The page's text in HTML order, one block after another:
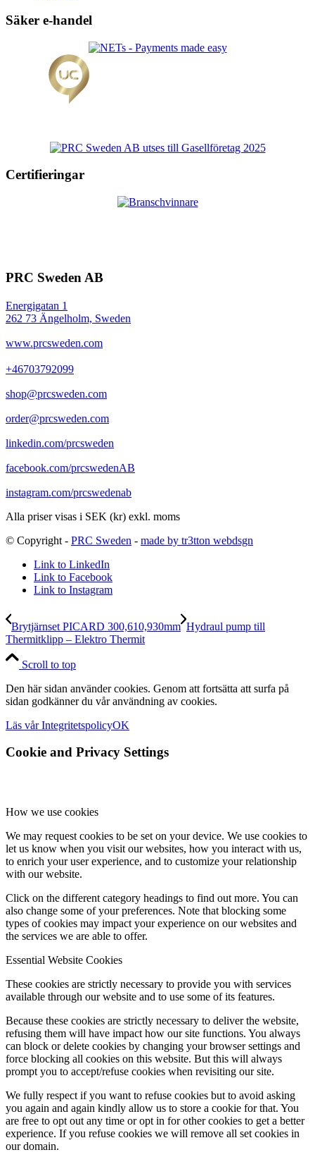
Säker e-handel
Certifieringar
PRC Sweden AB
Energigatan 1
262 73 Ängelholm, Sweden
www.prcsweden.com
+46703792099
shop@prcsweden.com
order@prcsweden.com
linkedin.com/prcsweden
facebook.com/prcswedenAB
instagram.com/prcswedenab
Alla priser visas i SEK (kr) exkl. moms
© Copyright - PRC Sweden - made by tr3tton webdsgn
Link to LinkedIn
Link to Facebook
Link to Instagram
Brytjärnset PICARD 300,610,930mm Hydraul pump till
Thermitklipp – Elektro Thermit
Scroll to top
Den här sidan använder cookies. Genom att fortsätta att surfa på
sidan godkänner du vår användning av cookies.
Läs vår IntegritetspolicyOK
Cookie and Privacy Settings
How we use cookies
We may request cookies to be set on your device. We use cookies to
let us know when you visit our websites, how you interact with us,
to enrich your user experience, and to customize your relationship
with our website.
Click on the different category headings to find out more. You can
also change some of your preferences. Note that blocking some
types of cookies may impact your experience on our websites and
the services we are able to offer.
Essential Website Cookies
These cookies are strictly necessary to provide you with services
available through our website and to use some of its features.
Because these cookies are strictly necessary to deliver the website,
refusing them will have impact how our site functions. You always
can block or delete cookies by changing your browser settings and
force blocking all cookies on this website. But this will always
prompt you to accept/refuse cookies when revisiting our site.
We fully respect if you want to refuse cookies but to avoid asking
you again and again kindly allow us to store a cookie for that. You
are free to opt out any time or opt in for other cookies to get a better
experience. If you refuse cookies we will remove all set cookies in
our domain.